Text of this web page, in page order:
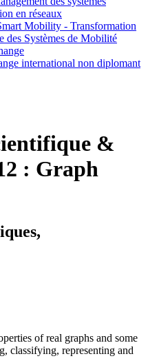
en réseaux
Mobility - Transformation
des Systèmes de Mobilité
international non diplomant
&
: Graph
of real graphs and some
classifying, representing and